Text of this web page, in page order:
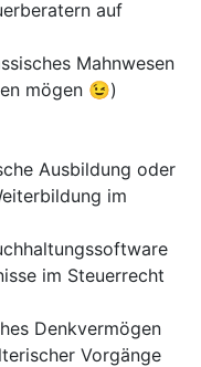
auf
Mahnwesen
mögen 😉)
Ausbildung oder
im
im Steuerrecht
Denkvermögen
Vorgänge